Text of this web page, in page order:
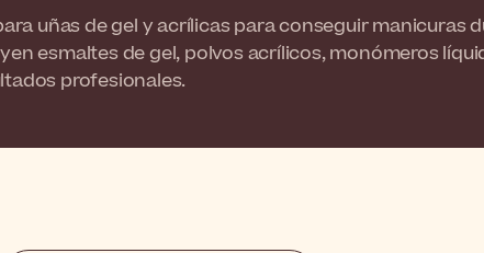
uñas de gel y acrílicas para conseguir manicuras
esmaltes de gel, polvos acrílicos, monómeros
profesionales.